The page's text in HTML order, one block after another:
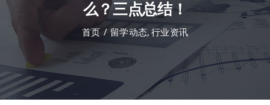
课程中心
合作伙伴
么？三点总结！
首页 留学动态 行业资讯